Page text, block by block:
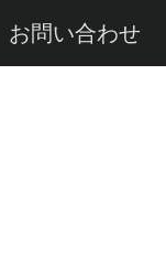
お問い合わせ